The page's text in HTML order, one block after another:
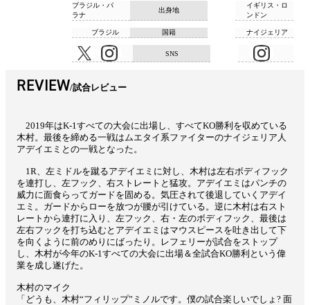
出身地
ブラジル・パ
ラナ
イギリス・ロ
ンドン
国籍
ブラジル ナイジェリア
SNS
REVIEW 試合レビュー
2019年はK-1すべての大会に出場し、すべてKO勝利を収めている
木村。最後を締める一戦はムエタイ系ファイターのナイジェリア人
アデイエミとの一戦となった。
1R、左ミドルを蹴るアデイエミに対し、木村は左右ボディフック
を連打し、左フック、右ストレートと猛攻。アデイエミはパンチの
威力に面食らってガードを固める。気圧されて後退していくアデイ
エミ。ガードからローを放つが腰が引けている。逆に木村は右スト
レートから連打に入り、左フック、右・左のボディフック、最後は
左右フックを打ち込むとアデイエミはマウスピースを吐き出して下
を向くように前のめりにばったり。レフェリーが試合をストップ
し、木村が今年のK-1すべての大会に出場＆全試合KO勝利という偉
業を成し遂げた。
木村のマイク
「どうも、木村“フィリップ”ミノルです。僕の試合楽しいでしょ? 面